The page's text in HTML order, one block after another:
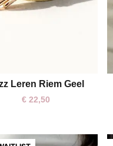
One size
Leren Riem Geel
€22,50